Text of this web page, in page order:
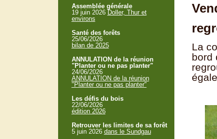
La
bord
Assemblée générale
19 juin 2026 Doller, Thur et
environs
Santé des forêts
25/06/2026
bilan de 2025
ANNULATION de la réunion
"Planter ou ne pas planter"
24/06/2026
ANNULATION de la réunion
"Planter ou ne pas planter"
Les défis du bois
22/06/2026
édition 2026
Retrouver les limites de sa forêt
5 juin 2026 dans le Sundgau